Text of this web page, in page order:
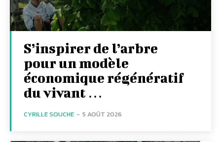
S’inspirer de l’arbre
pour un modèle
économique régénératif
du vivant …
CYRILLE SOUCHE - 5 AOÛT 2026